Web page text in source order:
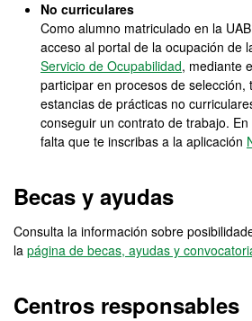
No curriculares
Como alumno matriculado en la
acceso al portal de la ocupación de
Servicio de Ocupabilidad, mediante
participar en procesos de selección,
estancias de prácticas no
conseguir un contrato de trabajo.
falta que te inscribas a la aplicación
Becas y ayudas
Consulta la información sobre
la página de becas, ayudas y
Centros responsables